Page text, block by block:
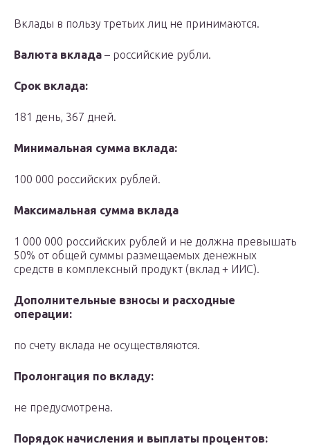
Вклады в пользу третьих лиц не принимаются.
Валюта вклада – российские рубли.
Срок вклада:
181 день, 367 дней.
Минимальная сумма вклада:
100 000 российских рублей.
Максимальная сумма вклада
1 000 000 российских рублей и не должна превышать
50% от общей суммы размещаемых денежных
средств в комплексный продукт (вклад + ИИС).
Дополнительные взносы и расходные
операции:
по счету вклада не осуществляются.
Пролонгация по вкладу:
не предусмотрена.
Порядок начисления и выплаты процентов: